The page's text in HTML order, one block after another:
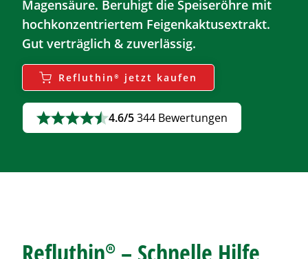
Magensäure. Beruhigt die Speiseröhre mit
hochkonzentriertem Feigenkaktusextrakt.
Gut verträglich & zuverlässig.
Refluthin® jetzt kaufen
4.6/5344 Bewertungen